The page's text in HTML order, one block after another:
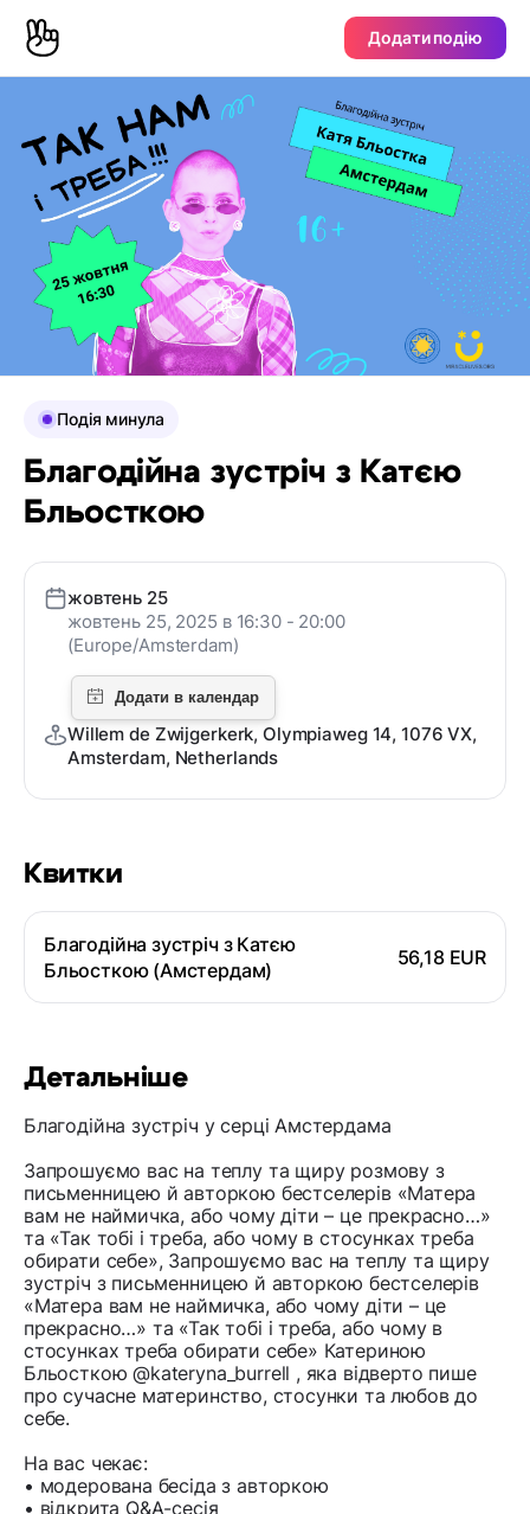
Додати подію
Квитки
Благодійна зустріч з Катєю
Бльосткою (Амстердам)
56,18 EUR
Детальніше
Благодійна зустріч у серці Амстердама
Запрошуємо вас на теплу та щиру розмову з
письменницею й авторкою бестселерів «Матера
вам не наймичка, або чому діти – це прекрасно…»
та «Так тобі і треба, або чому в стосунках треба
обирати себе», Запрошуємо вас на теплу та щиру
зустріч з письменницею й авторкою бестселерів
«Матера вам не наймичка, або чому діти – це
прекрасно…» та «Так тобі і треба, або чому в
стосунках треба обирати себе» Катериною
Бльосткою @kateryna_burrell , яка відверто пише
про сучасне материнство, стосунки та любов до
себе.
На вас чекає:
• модерована бесіда з авторкою
• відкрита Q&A-сесія
Подія минула
Благодійна зустріч з Катєю
Бльосткою
жовтень 25
жовтень 25, 2025 в 16:30 - 20:00
(Europe/Amsterdam)
Willem de Zwijgerkerk, Olympiaweg 14, 1076 VX,
Amsterdam, Netherlands